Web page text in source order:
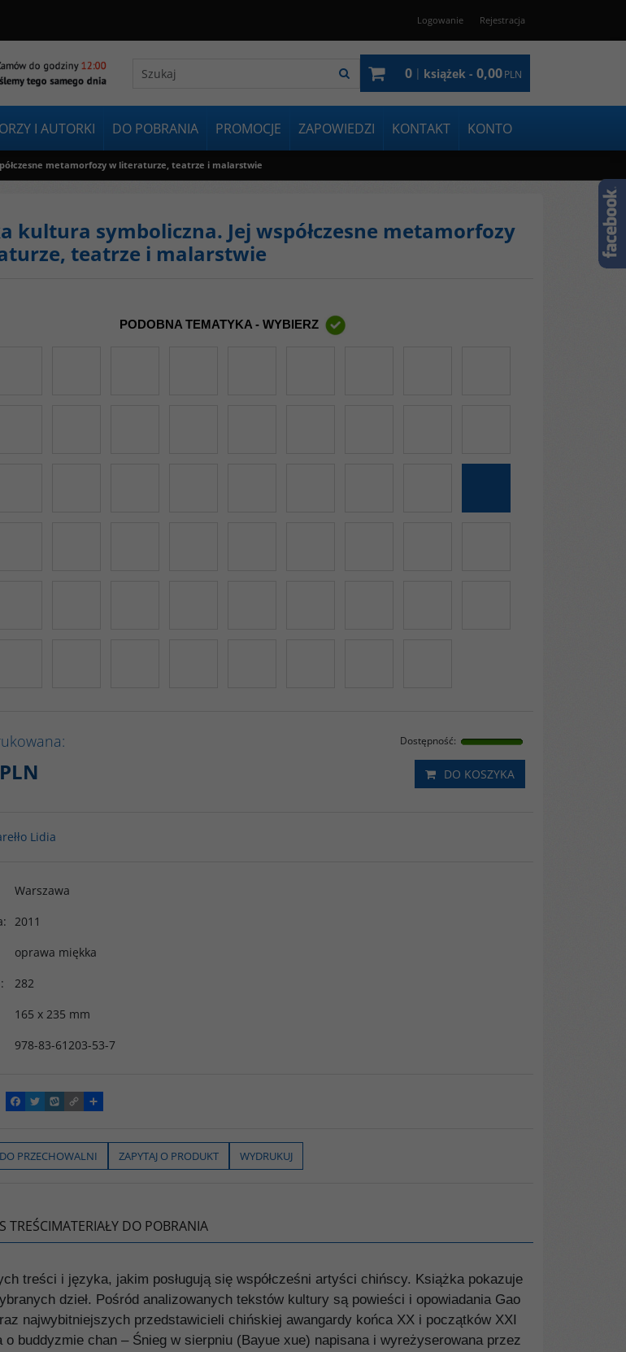
Logowanie Rejestracja
0 | książek - 0,00PLN
I AUTORKI DO POBRANIA PROMOCJE ZAPOWIEDZI KONTAKT KONTO
metamorfozy w literaturze, teatrze i malarstwie
kultura symboliczna. Jej współczesne metamorfozy
teatrze i malarstwie
PODOBNA TEMATYKA - WYBIERZ
Dostępność:
PLN DO KOSZYKA
Lidia
Warszawa
: 2011
oprawa miękka
:
282
165 x 235 mm
978-83-61203-53-7
F
a
e
b
o
T
w
t
t
e
W
y
o
p
C
o
y
L
i
P
o
z
i
e
ę
PRZECHOWALNI ZAPYTAJ O PRODUKT WYDRUKUJ
TREŚCIMATERIAŁY DO POBRANIA
treści i języka, jakim posługują się współcześni artyści chińscy. Książka pokazuje
dzieł. Pośród analizowanych tekstów kultury są powieści i opowiadania Gao
najwybitniejszych przedstawicieli chińskiej awangardy końca XX i początków XXI
buddyzmie chan – Śnieg w sierpniu (Bayue xue) napisana i wyreżyserowana przez